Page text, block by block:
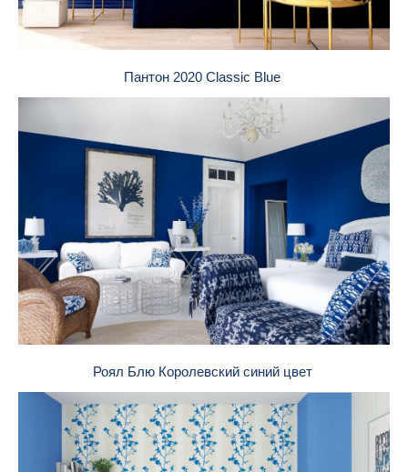
Пантон 2020 Classic Blue
Роял Блю Королевский синий цвет